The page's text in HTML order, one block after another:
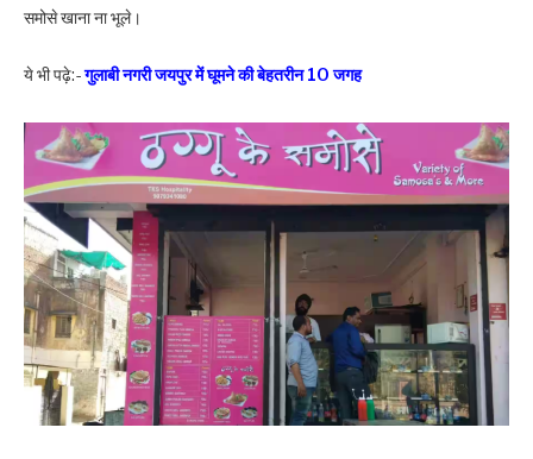
समोसे खाना ना भूले।
ये भी पढ़े:-गुलाबी नगरी जयपुर में घूमने की बेहतरीन 10 जगह